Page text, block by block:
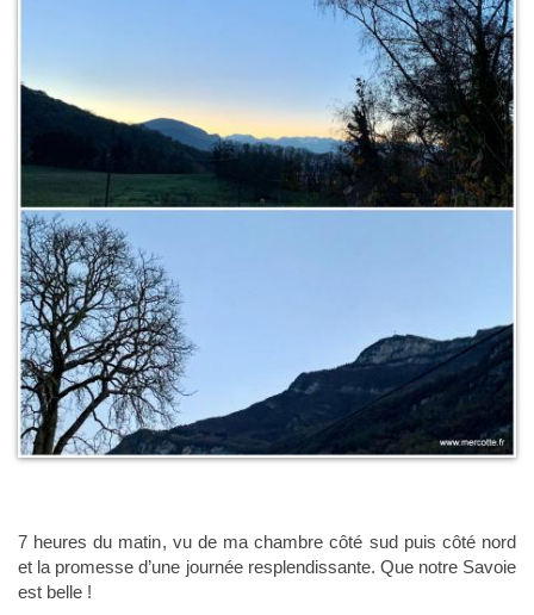
7 heures du matin, vu de ma chambre côté sud puis côté nord
et la promesse d’une journée resplendissante. Que notre Savoie
est belle !